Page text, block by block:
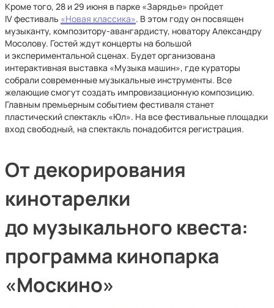
Кроме того, 28 и 29 июня в парке «Зарядье» пройдет
IV фестиваль «Новая классика». В этом году он посвящен
музыканту, композитору-авангардисту, новатору Александру
Мосолову. Гостей ждут концерты на большой
и экспериментальной сценах. Будет организована
интерактивная выставка «Музыка машин», где кураторы
собрали современные музыкальные инструменты. Все
желающие смогут создать импровизационную композицию.
Главным премьерным событием фестиваля станет
пластический спектакль «Юл». На все фестивальные площадки
вход свободный, на спектакль понадобится регистрация.
От декорирования
кинотарелки
до музыкального квеста:
программа кинопарка
«Москино»